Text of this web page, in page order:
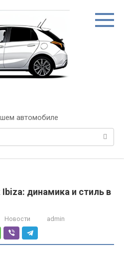
автомобиле
динамика и стиль в
Новости admin